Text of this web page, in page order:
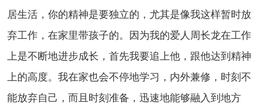
居生活，你的精神是要独立的，尤其是像我这样暂时放
弃工作，在家里带孩子的。因为我的爱人周长龙在工作
上是不断地进步成长，首先我要追上他，跟他达到精神
上的高度。我在家也会不停地学习，内外兼修，时刻不
能放弃自己，而且时刻准备，迅速地能够融入到地方